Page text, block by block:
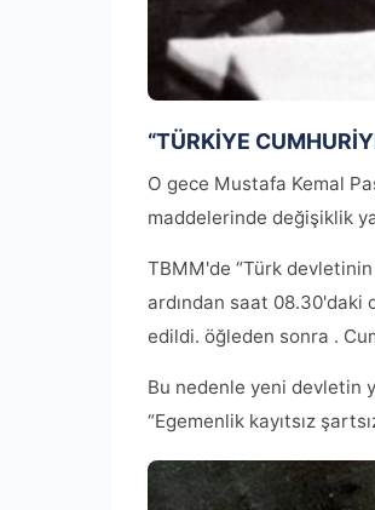
“TÜRKİYE
O gece Mustafa Kemal
maddelerinde değişiklik
TBMM'de “Türk
ardından saat 08.30'daki
edildi. öğleden sonra .
Bu nedenle yeni devletin
“Egemenlik kayıtsız